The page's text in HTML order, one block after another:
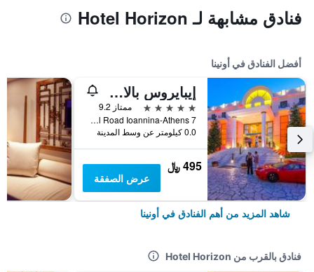
فنادق مشابهة لـ Hotel Horizon
أفضل الفنادق في أونينا
إيبايروس بالاس كونجريس آند سبا
5 نجوم
ممتاز 9.2
7 Km National Road Ioannina-Athens, أونينا, اليونان
0.0 كيلومتر عن وسط المدينة
495 ﷼
عرض الصفقة
شاهد المزيد من أهم الفنادق في أونينا
فنادق بالقرب من Hotel Horizon